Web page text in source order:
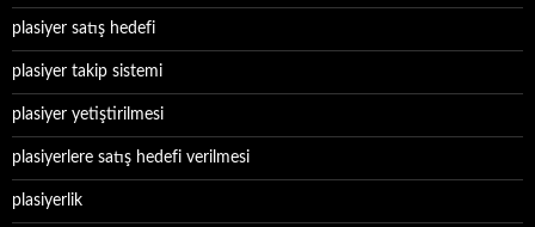
plasiyer satış hedefi
plasiyer takip sistemi
plasiyer yetiştirilmesi
plasiyerlere satış hedefi verilmesi
plasiyerlik